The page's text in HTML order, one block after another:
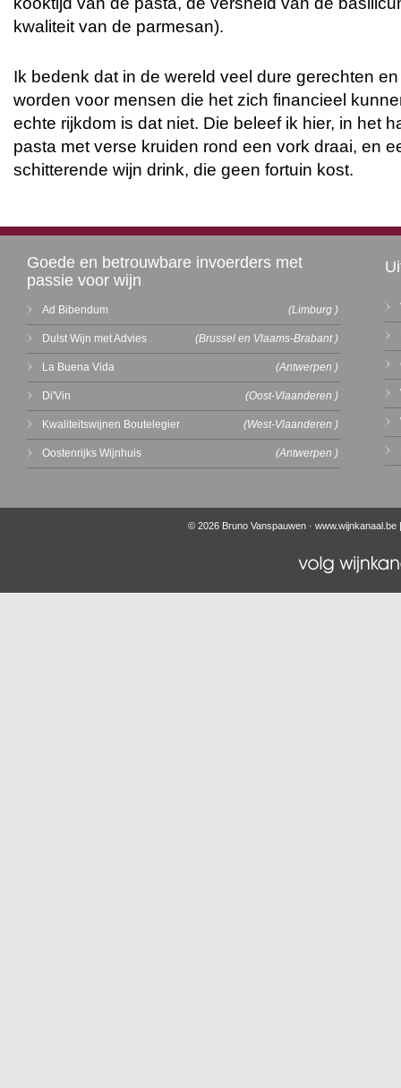
kwaliteit van de parmesan).
Ik bedenk dat in de wereld veel dure gerechten
worden voor mensen die het zich financieel
echte rijkdom is dat niet. Die beleef ik hier, in het
pasta met verse kruiden rond een vork draai, en
schitterende wijn drink, die geen fortuin kost.
Goede en betrouwbare invoerders met
passie voor wijn
Ad Bibendum (Limburg )
Dulst Wijn met Advies (Brussel en Vlaams-Brabant )
La Buena Vida (Antwerpen )
Di'Vin (Oost-Vlaanderen )
Kwaliteitswijnen Boutelegier (West-Vlaanderen )
Oostenrijks Wijnhuis (Antwerpen )
© 2026 Bruno Vanspauwen · www.wijnkanaal.be